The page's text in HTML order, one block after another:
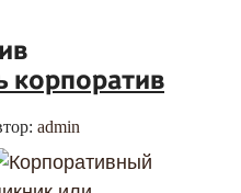
корпоратив
admin